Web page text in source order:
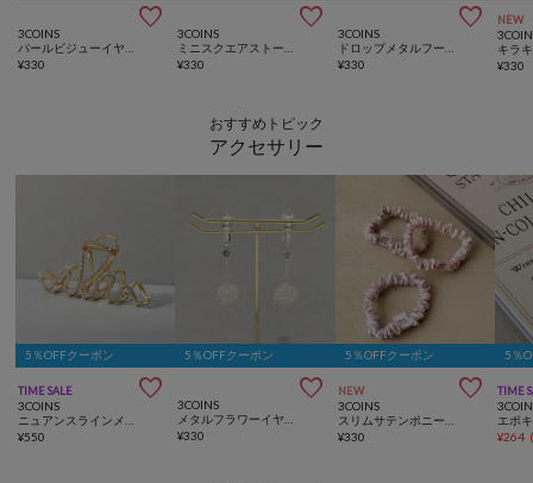

3COINS
¥330

3COINS
¥330

3COINS
¥330
NEW
¥330
おすすめトピック
アクセサリー
5％OFFクーポン
TIME SALE 
3COINS
¥550
5％OFFクーポン

3COINS
¥330
5％OFFクーポン
NEW 
3COINS
¥330
5％
TIME
¥264